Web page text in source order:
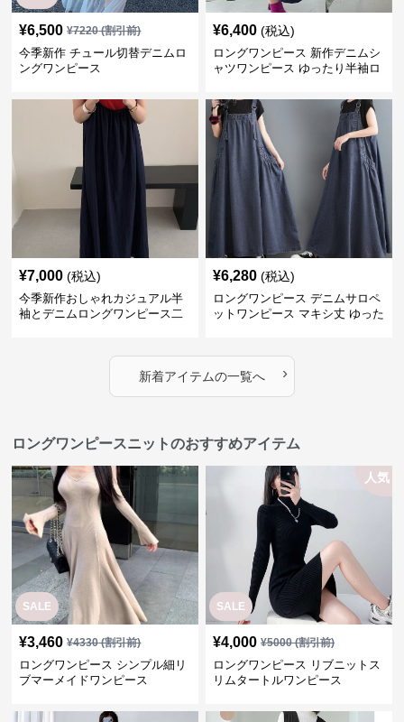
¥6,500 ¥7220(割引前)
今季新作 チュール切替デニムロ
ングワンピース
¥6,400 (税込)
ロングワンピース 新作デニムシ
ャツワンピース ゆったり半袖ロ
¥7,000 (税込)
今季新作おしゃれカジュアル半
袖とデニムロングワンピース二
¥6,280 (税込)
ロングワンピース デニムサロペ
ットワンピース マキシ丈 ゆった
新着アイテムの一覧へ ›
ロングワンピースニットのおすすめアイテム
SALE
¥3,460 ¥4330(割引前)
ロングワンピース シンプル細リ
ブマーメイドワンピース
SALE
人気
¥4,000 ¥5000(割引前)
ロングワンピース リブニットス
リムタートルワンピース